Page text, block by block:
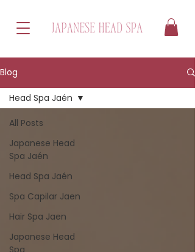
Blog
All Posts
Japanese Head
Spa Jaén
Head Spa Jaén
Spa Capilar Jaen
Hair Spa Jaen
Japanese Head
Spa
Head Spa Jaén